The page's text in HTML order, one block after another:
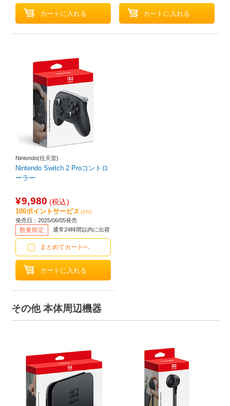
Nintendo(任天堂)
Nintendo Switch 2 Proコントロ
ーラー
¥9,980 (税込)
100ポイントサービス (1%)
発売日：2025/06/05発売
数量限定 通常24時間以内に出荷
まとめてカートへ
その他 本体周辺機器